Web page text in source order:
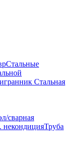
Стальные
Стальная
сварная
некондицияТруба